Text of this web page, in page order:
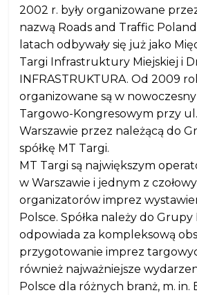
2002 r. były organizowane
nazwą Roads and Traffic
latach odbywały się już jako
Targi Infrastruktury Miejskiej i
INFRASTRUKTURA. Od 2009
organizowane są w
Targowo-Kongresowym przy ul.
Warszawie przez należącą do
spółkę MT Targi.
MT Targi są największym
w Warszawie i jednym z
organizatorów imprez
Polsce. Spółka należy do Grupy
odpowiada za kompleksową
przygotowanie imprez
również najważniejsze
Polsce dla różnych branż, m. in.